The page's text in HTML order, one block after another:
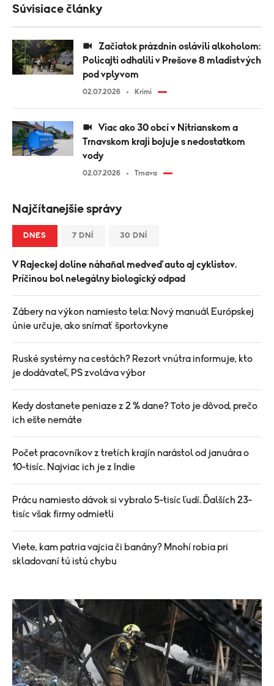
Súvisiace články
Policajti odhalili v Prešove 8 mladistvých
pod vplyvom
02.07.2026 Krimi
Trnavskom kraji bojuje s nedostatkom
vody
02.07.2026 Trnava
Najčítanejšie správy
DNES 7 DNÍ 30 DNÍ
V Rajeckej doline náhaňal medveď auto aj cyklistov.
Príčinou bol nelegálny biologický odpad
Zábery na výkon namiesto tela: Nový manuál Európskej
únie určuje, ako snímať športovkyne
Ruské systémy na cestách? Rezort vnútra informuje, kto
je dodávateľ, PS zvoláva výbor
Kedy dostanete peniaze z 2 % dane? Toto je dôvod, prečo
ich ešte nemáte
Počet pracovníkov z tretích krajín narástol od januára o
10-tisíc. Najviac ich je z Indie
Prácu namiesto dávok si vybralo 5-tisíc ľudí. Ďalších 23-
tisíc však firmy odmietli
Viete, kam patria vajcia či banány? Mnohí robia pri
skladovaní tú istú chybu